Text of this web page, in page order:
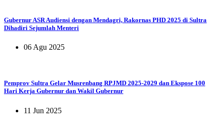
Gubernur ASR Audiensi dengan Mendagri, Rakornas PHD 2025 di Sultra
Dihadiri Sejumlah Menteri
06 Agu 2025
Pemprov Sultra Gelar Musrenbang RPJMD 2025-2029 dan Ekspose 100
Hari Kerja Gubernur dan Wakil Gubernur
11 Jun 2025